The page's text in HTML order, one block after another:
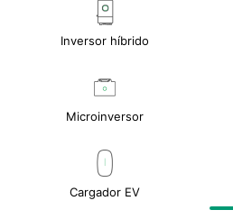
Inversor híbrido
Microinversor
Cargador EV